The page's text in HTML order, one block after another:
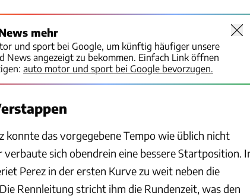
mehr
und sport bei Google, um künftig häufiger unsere
News angezeigt zu bekommen. Einfach Link öffnen
auto motor und sport bei Google bevorzugen.
konnte das vorgegebene Tempo wie üblich nicht
sich obendrein eine bessere Startposition.
Perez in der ersten Kurve zu weit neben die
Rennleitung stricht ihm die Rundenzeit, was den